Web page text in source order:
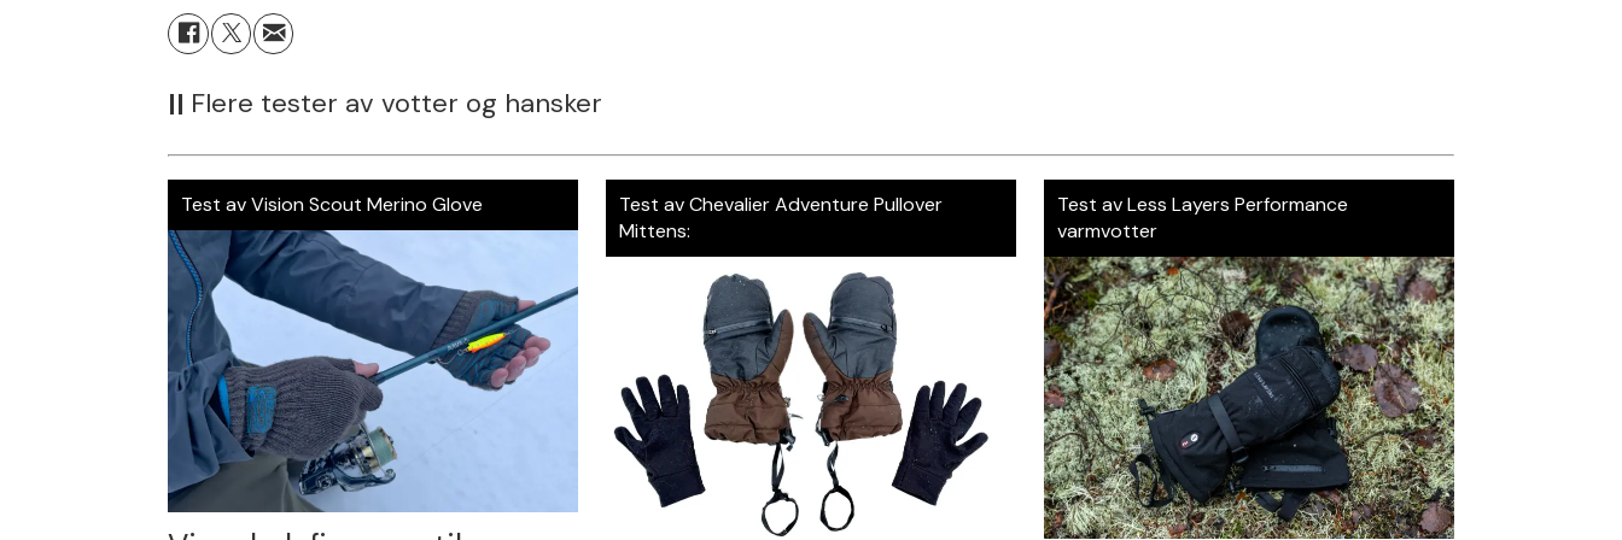
|| Flere tester av votter og hansker
Test av Vision Scout Merino Glove
Test av Chevalier Adventure Pullover
Mittens:
Test av Less Layers Performance
varmvotter